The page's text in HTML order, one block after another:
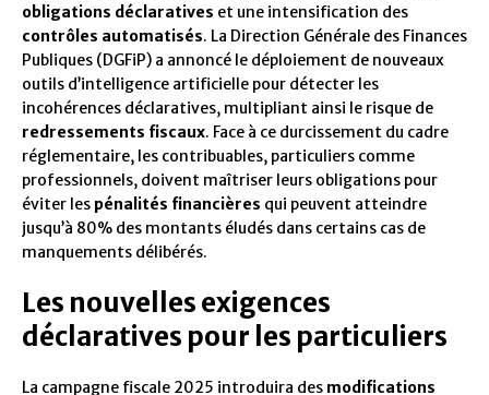
obligations déclaratives et une intensification des
contrôles automatisés. La Direction Générale des Finances
Publiques (DGFiP) a annoncé le déploiement de nouveaux
outils d’intelligence artificielle pour détecter les
incohérences déclaratives, multipliant ainsi le risque de
redressements fiscaux. Face à ce durcissement du cadre
réglementaire, les contribuables, particuliers comme
professionnels, doivent maîtriser leurs obligations pour
éviter les pénalités financières qui peuvent atteindre
jusqu’à 80% des montants éludés dans certains cas de
manquements délibérés.
Les nouvelles exigences
déclaratives pour les particuliers
La campagne fiscale 2025 introduira des modifications